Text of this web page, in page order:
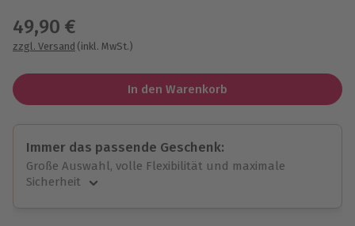
49,90 €
zzgl. Versand (inkl. MwSt.)
In den Warenkorb
Immer das passende Geschenk:
Große Auswahl, volle Flexibilität und maximale
Sicherheit